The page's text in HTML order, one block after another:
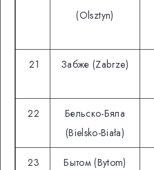
(Olsztyn)
21 Забже (Zabrze)
22
Бельско-Бяла
(Bielsko-Biała)
23 Бытом (Bytom)